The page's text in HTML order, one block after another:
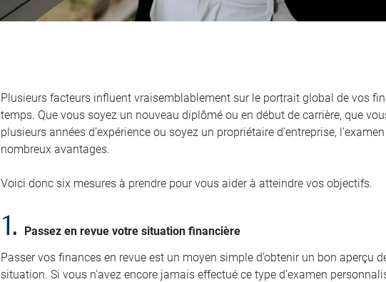
Plusieurs facteurs influent vraisemblablement sur le portrait global de vos
temps. Que vous soyez un nouveau diplômé ou en début de carrière, que
plusieurs années d’expérience ou soyez un propriétaire d’entreprise,
nombreux avantages.
Voici donc six mesures à prendre pour vous aider à atteindre vos objectifs.
1.
Passez en revue votre situation financière
Passer vos finances en revue est un moyen simple d’obtenir un bon aperçu
situation. Si vous n’avez encore jamais effectué ce type d’examen